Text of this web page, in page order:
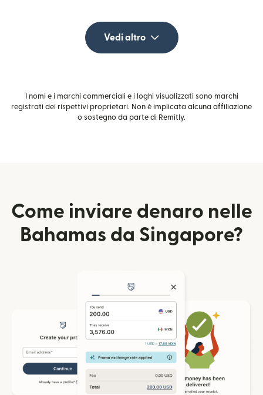
Vedi altro
I nomi e i marchi commerciali e i loghi visualizzati sono marchi
registrati dei rispettivi proprietari. Non è implicata alcuna affiliazione
o sostegno da parte di Remitly.
Come inviare denaro nelle
Bahamas da Singapore?